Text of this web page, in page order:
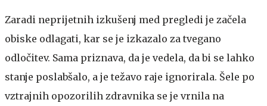
Zaradi neprijetnih izkušenj med pregledi je začela
obiske odlagati, kar se je izkazalo za tvegano
odločitev. Sama priznava, da je vedela, da bi se lahko
stanje poslabšalo, a je težavo raje ignorirala. Šele po
vztrajnih opozorilih zdravnika se je vrnila na